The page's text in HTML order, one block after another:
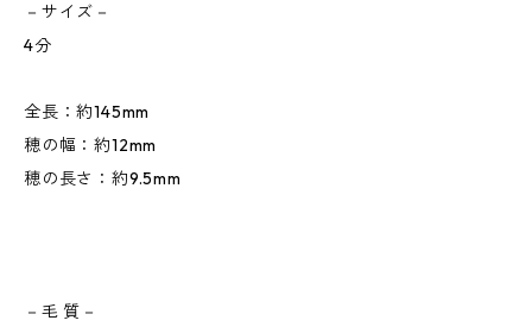
－サイズ－
4分
全長：約145mm
穂の幅：約12mm
穂の長さ：約9.5mm
－毛 質－